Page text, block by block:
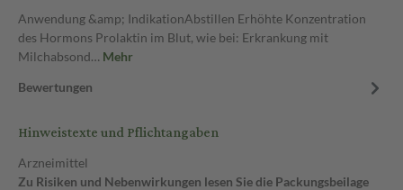
Anwendung &amp; IndikationAbstillen Erhöhte Konzentration
des Hormons Prolaktin im Blut, wie bei: Erkrankung mit
Milchabsond… Mehr
Bewertungen
Hinweistexte und Pflichtangaben
Arzneimittel
Zu Risiken und Nebenwirkungen lesen Sie die Packungsbeilage